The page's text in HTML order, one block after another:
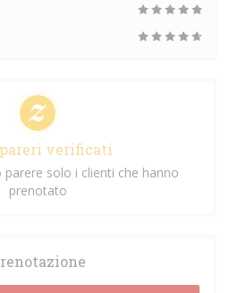
pareri verificati
solo i clienti che hanno
prenotato